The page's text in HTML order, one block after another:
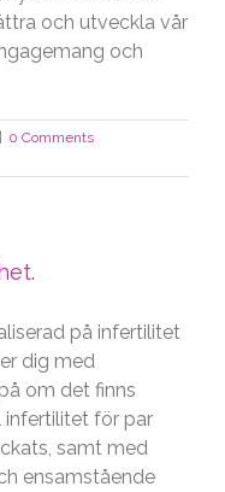
och utveckla vår
och
0 Comments
på infertilitet
dig med
om det finns
infertilitet för par
samt med
ensamstående